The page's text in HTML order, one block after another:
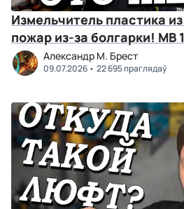
Измельчитель пластика
пожар из-за болгарки! МВ
Александр М. Брест
09.07.2026 22 695 праглядаў